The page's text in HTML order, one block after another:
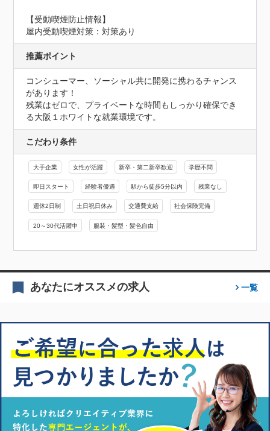
【受動喫煙防止情報】
屋内受動喫煙対策：対策あり
推薦ポイント
コンシューマー、ソーシャル共に開発に携わるチャンス
があります！
残業はゼロで、プライベートな時間もしっかり確保でき
る大阪１ホワイトな就業環境です。
こだわり条件
大手企業 女性が活躍 新卒・第二新卒歓迎 学歴不問
即日スタート 経験者優遇 駅から徒歩5分以内 残業なし
週休2日制 土日祝日休み 交通費支給 社会保険完備
20～30代活躍中 服装・髪型・髪色自由
あなたにオススメの求人 一覧